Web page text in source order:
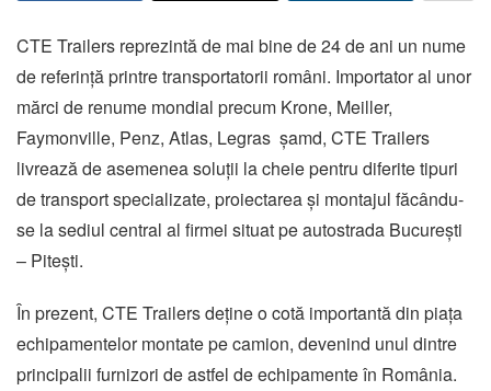
CTE Trailers reprezintă de mai bine de 24 de ani un nume
de referință printre transportatorii români. Importator al unor
mărci de renume mondial precum Krone, Meiller,
Faymonville, Penz, Atlas, Legras șamd, CTE Trailers
livrează de asemenea soluții la cheie pentru diferite tipuri
de transport specializate, proiectarea și montajul făcându-
se la sediul central al firmei situat pe autostrada București
– Pitești.
În prezent, CTE Trailers deține o cotă importantă din piaţa
echipamentelor montate pe camion, devenind unul dintre
principalii furnizori de astfel de echipamente în România.